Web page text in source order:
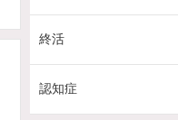
終活
認知症